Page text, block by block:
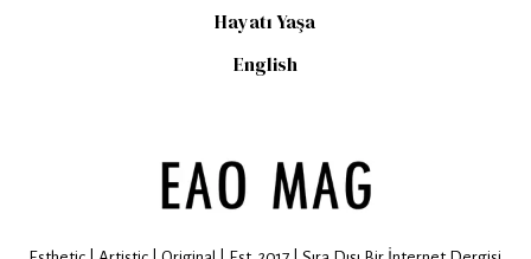
Hayatı Yaşa
English